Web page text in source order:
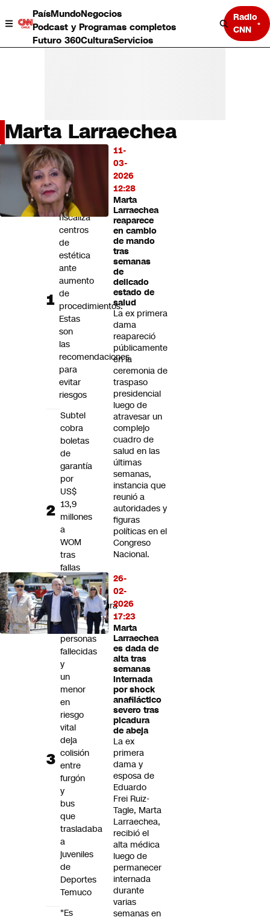
PaísMundoNegocios
Podcast y Programas completos
Futuro 360CulturaServicios
Radio
CNN
País
Mundo
Negocios
Deportes
Programas completos
Cultura
CNN tiempo
Marta Larraechea
11-
03-
2026
12:28
Marta
Larraechea
reaparece
en cambio
de mando
tras
semanas
de
delicado
estado de
salud
La ex primera
dama
reapareció
públicamente
en la
ceremonia de
traspaso
presidencial
luego de
atravesar un
complejo
cuadro de
salud en las
últimas
semanas,
instancia que
reunió a
autoridades y
figuras
políticas en el
Congreso
Nacional.
26-
02-
2026
17:23
Marta
Larraechea
es dada de
alta tras
semanas
internada
por shock
anafiláctico
severo tras
picadura
de abeja
La ex
primera
dama y
esposa de
Eduardo
Frei Ruiz-
Tagle, Marta
Larraechea,
recibió el
alta médica
luego de
permanecer
internada
durante
varias
semanas en
LO
MÁS
LEÍDO
Sernac
fiscaliza
centros
de
estética
ante
aumento
de
procedimientos:
Estas
son
las
recomendaciones
para
evitar
riesgos
Subtel
cobra
boletas
de
garantía
por
US$
13,9
millones
a
WOM
tras
fallas
"graves"
en
infraestructura
Dos
personas
fallecidas
y
un
menor
en
riesgo
vital
deja
colisión
entre
furgón
y
bus
que
trasladaba
a
juveniles
de
Deportes
Temuco
"Es